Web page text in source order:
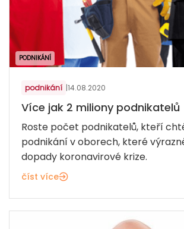
PODNIKÁNÍ
podnikání |14.08.2020
Více jak 2 miliony podnikatelů
Roste počet podnikatelů, kteří
podnikání v oborech, které
dopady koronavirové krize.
číst více